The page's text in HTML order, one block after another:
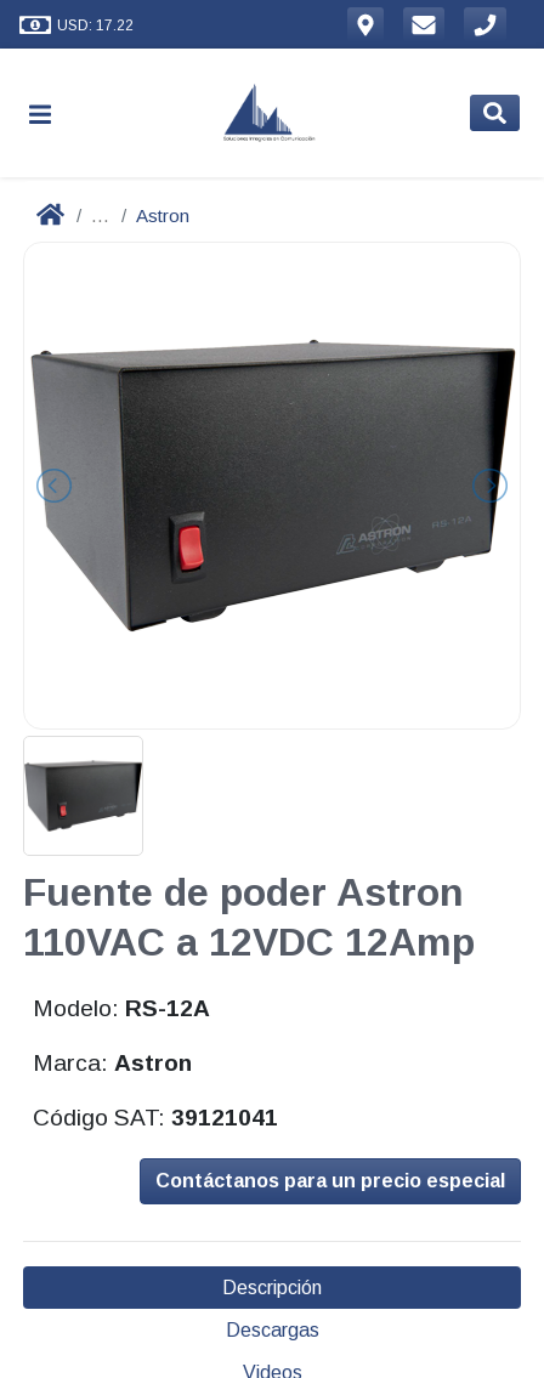
USD: 17.22
... Astron
Fuente de poder Astron
110VAC a 12VDC 12Amp
Modelo: RS-12A
Marca: Astron
Código SAT:39121041
Contáctanos para un precio especial
Descripción
Descargas
Videos